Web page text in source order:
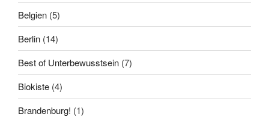
Belgien (5)
Berlin (14)
Best of Unterbewusstsein (7)
Biokiste (4)
Brandenburg! (1)